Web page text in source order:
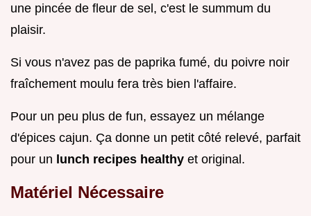
une pincée de fleur de sel, c'est le summum du
plaisir.
Si vous n'avez pas de paprika fumé, du poivre noir
fraîchement moulu fera très bien l'affaire.
Pour un peu plus de fun, essayez un mélange
d'épices cajun. Ça donne un petit côté relevé, parfait
pour un lunch recipes healthy et original.
Matériel Nécessaire